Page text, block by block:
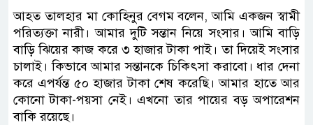
আহত তালহার মা কোহিনুর বেগম বলেন, আমি একজন স্বামী
পরিত্যক্তা নারী। আমার দুটি সন্তান নিয়ে সংসার। আমি বাড়ি
বাড়ি ঝিয়ের কাজ করে ৩ হাজার টাকা পাই। তা দিয়েই সংসার
চালাই। কিভাবে আমার সন্তানকে চিকিৎসা করাবো। ধার দেনা
করে এপর্যন্ত ৫০ হাজার টাকা শেষ করেছি। আমার হাতে আর
কোনো টাকা-পয়সা নেই। এখনো তার পায়ের বড় অপারেশন
বাকি রয়েছে।